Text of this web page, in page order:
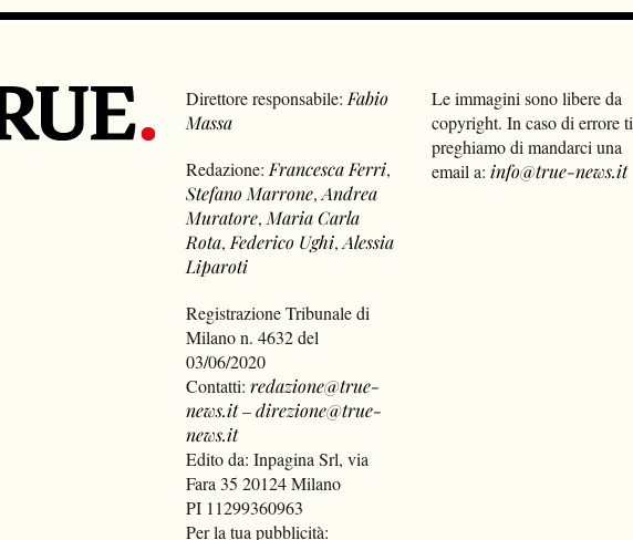
Direttore responsabile: Fabio
Massa
Redazione: Francesca Ferri,
Stefano Marrone,Andrea
Muratore, Maria Carla
Rota, Federico Ughi,Alessia
Liparoti
Registrazione Tribunale di
Milano n. 4632 del
03/06/2020
Contatti:redazione@true-
news.it–direzione@true-
news.it
Edito da: Inpagina Srl, via
Fara 35 20124 Milano
PI 11299360963
Per la tua pubblicità:
Le immagini sono libere da
copyright. In caso di errore ti
preghiamo di mandarci una
email a: info@true-news.it